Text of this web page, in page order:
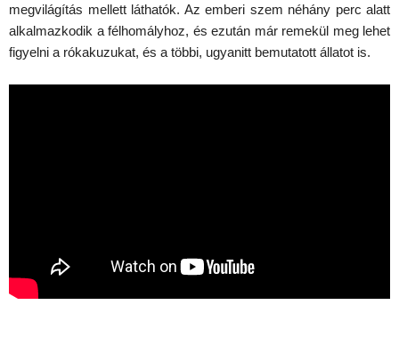
megvilágítás mellett láthatók. Az emberi szem néhány perc alatt
alkalmazkodik a félhomályhoz, és ezután már remekül meg lehet
figyelni a rókakuzukat, és a többi, ugyanitt bemutatott állatot is.